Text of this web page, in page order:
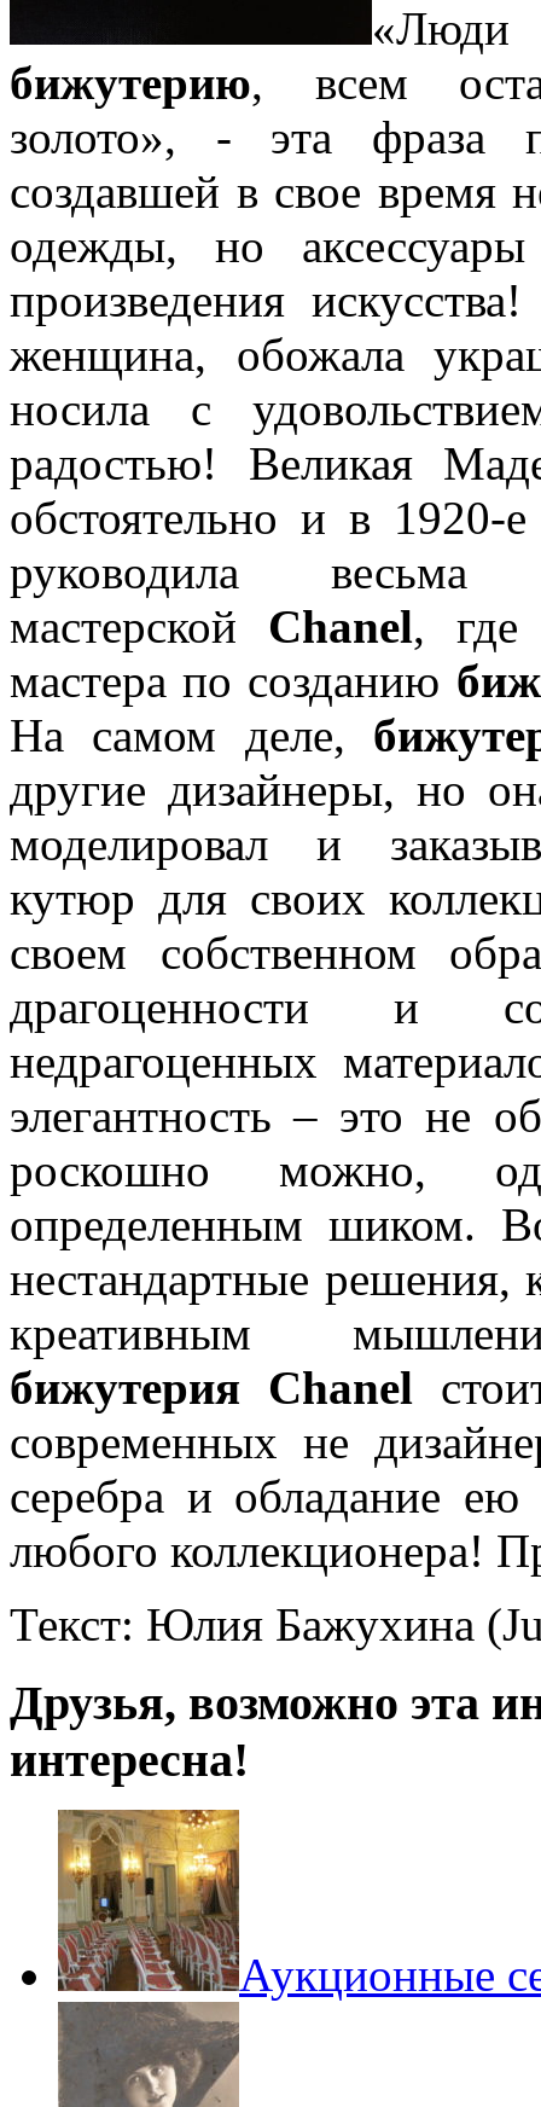
бижутерию, всем
золото», - эта фраза
создавшей в свое время
одежды, но
произведения
женщина, обожала
носила с
радостью! Великая
обстоятельно и в 1920-
руководила весьма
мастерской Chanel, где
мастера по созданию
На самом деле,
другие дизайнеры, но
моделировал и
кутюр для своих
своем собственном
драгоценности и
недрагоценных
элегантность – это не
роскошно можно,
определенным шиком.
нестандартные решения,
креативным
бижутерия
Chanel
современных не
серебра и обладание ею
любого коллекционера!
Текст: Юлия Бажухина
Друзья, возможно эта
интересна!
Аукционные